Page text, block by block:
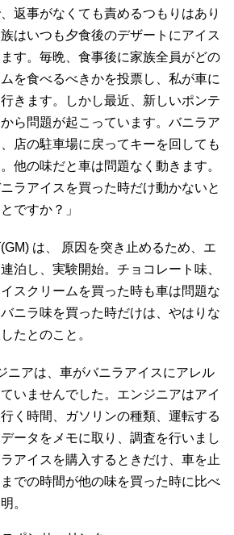
返事がなくても責めるつもりはあり
はいつも夕食後のデザートにアイス
す。毎晩、食事後に家族全員がどの
を食べるべきかを投票し、私が車に
きます。しかし最近、新しいポンテ
ら問題が起こっています。バニラア
店の駐車場に戻ってキーを回しても
他の味だと車は問題なく動きます。
ラアイスを買った時だけ動かないと
ですか？」
は、 原因を突き止めるため、エ
泊し、実験開始。チョコレート味、
スクリームを買った時も車は問題な
ニラ味を買った時だけは、やはりな
たとのこと。
ニアは、車がバニラアイスにアレル
いませんでした。エンジニアはアイ
く時間、ガソリンの種類、運転する
ータをメモに取り、調査を行いまし
アイスを購入するときだけ、車を止
での時間が他の味を買った時に比べ
。